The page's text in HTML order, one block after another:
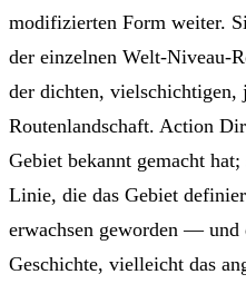
modifizierten Form weiter.
der einzelnen Welt-Niveau-
der dichten, vielschichtigen,
Routenlandschaft. Action
Gebiet bekannt gemacht
Linie, die das Gebiet
erwachsen geworden — und
Geschichte, vielleicht das